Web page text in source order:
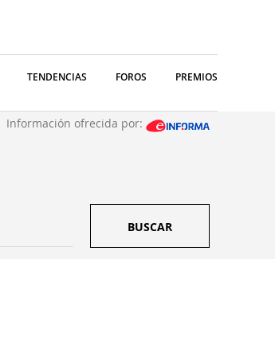
TENDENCIAS FOROS PREMIOS
Información ofrecida por:
BUSCAR